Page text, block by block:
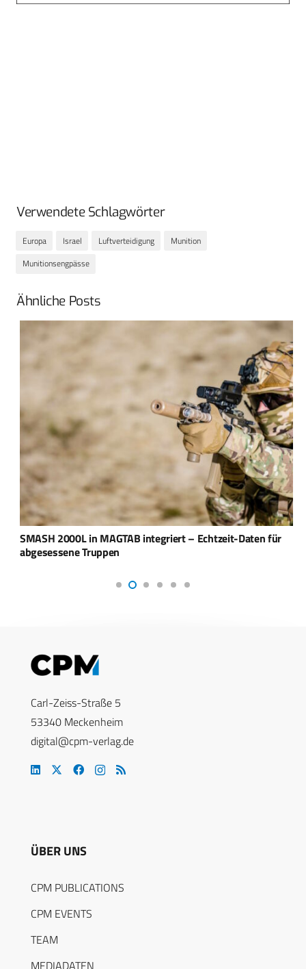
Verwendete Schlagwörter
Europa Israel Luftverteidigung
Munition
Munitionsengpässe
Ähnliche Posts
SMASH 2000L in MAGTAB integriert – Echtzeit-Daten für
abgesessene Truppen
Carl-Zeiss-Straße 5
53340 Meckenheim
digital@cpm-verlag.de
ÜBER UNS
CPM PUBLICATIONS
CPM EVENTS
TEAM
MEDIADATEN